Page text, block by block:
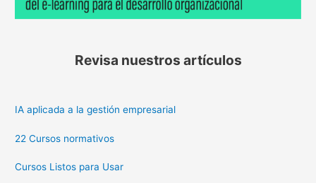
Revisa nuestros artículos
IA aplicada a la gestión empresarial
22 Cursos normativos
Cursos Listos para Usar